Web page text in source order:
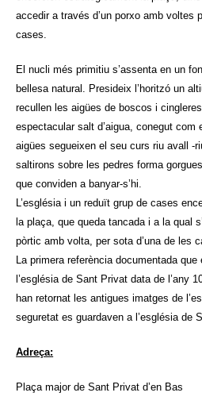
accedir a través d’un porxo amb voltes
cases.
El nucli més primitiu s’assenta en un
bellesa natural. Presideix l’horitzó un
recullen les aigües de boscos i
espectacular salt d’aigua, conegut com
aigües segueixen el seu curs riu avall -
saltirons sobre les pedres forma
que conviden a banyar-s’hi.
L’església i un reduït grup de cases
la plaça, que queda tancada i a la qual
pòrtic amb volta, per sota d’una de les
La primera referència documentada
l’església de Sant Privat data de l’any
han retornat les antigues imatges de
seguretat es guardaven a l’església de
Adreça:
Plaça major de Sant Privat d’en Bas